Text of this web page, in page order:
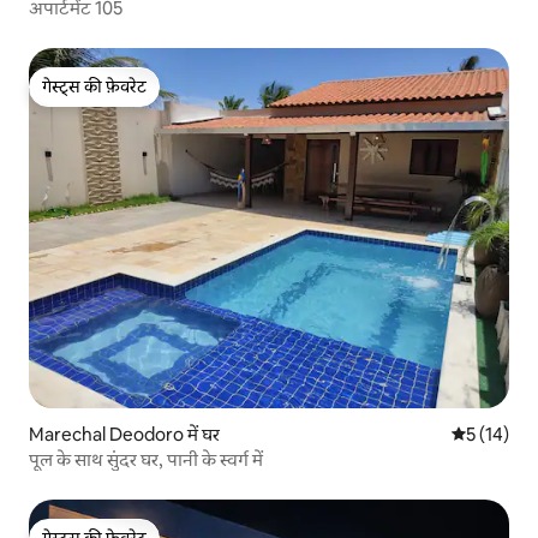
अपार्टमेंट 105
गेस्ट्स की फ़ेवरेट
गेस्ट्स की फ़ेवरेट
Marechal Deodoro में घर औसत रेटिंग
5 (14)
पूल के साथ सुंदर घर, पानी के स्वर्ग में